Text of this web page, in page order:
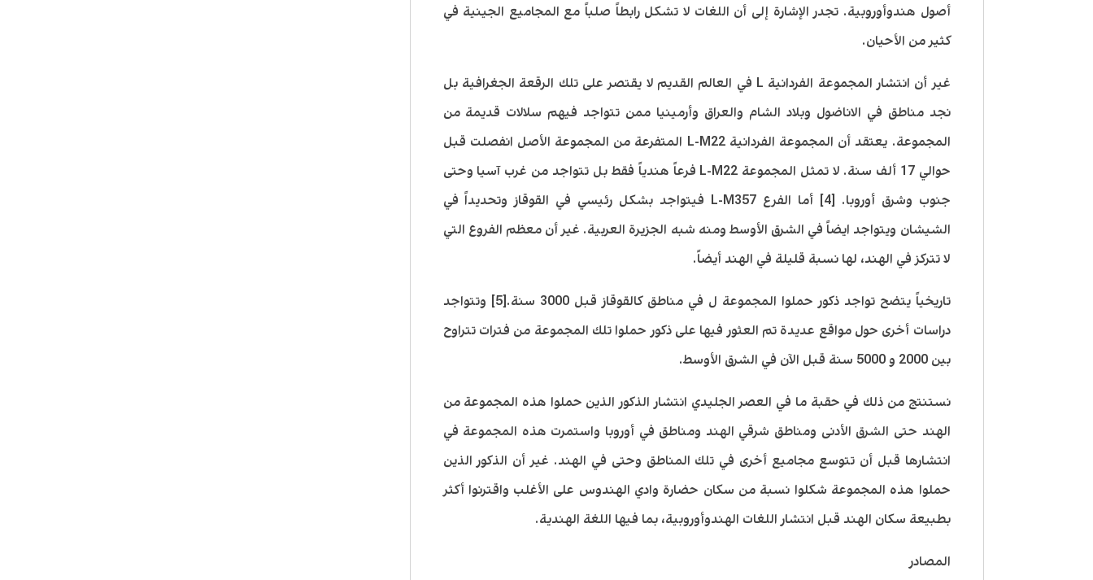
أصول هندوأوروبية. تجدر الإشارة إلى أن اللغات لا تشكل رابطاً صلباً مع المجاميع الجينية في
كثير من الأحيان.
غير أن انتشار المجموعة الفردانية L في العالم القديم لا يقتصر على تلك الرقعة الجغرافية بل
نجد مناطق في الاناضول وبلاد الشام والعراق وأرمينيا ممن تتواجد فيهم سلالات قديمة من
المجموعة. يعتقد أن المجموعة الفردانية L-M22 المتفرعة من المجموعة الأصل انفصلت قبل
حوالي 17 ألف سنة. لا تمثل المجموعة L-M22 فرعاً هندياً فقط بل تتواجد من غرب آسيا وحتى
جنوب وشرق أوروبا. [4] أما الفرع L-M357 فيتواجد بشكل رئيسي في القوقاز وتحديداً في
الشيشان ويتواجد ايضاً في الشرق الأوسط ومنه شبه الجزيرة العربية. غير أن معظم الفروع التي
لا تتركز في الهند، لها نسبة قليلة في الهند أيضاً.
تاريخياً يتضح تواجد ذكور حملوا المجموعة ل في مناطق كالقوقاز قبل 3000 سنة.[5] وتتواجد
دراسات أخرى حول مواقع عديدة تم العثور فيها على ذكور حملوا تلك المجموعة من فترات تتراوح
بين 2000 و 5000 سنة قبل الآن في الشرق الأوسط.
نستنتج من ذلك في حقبة ما في العصر الجليدي انتشار الذكور الذين حملوا هذه المجموعة من
الهند حتى الشرق الأدنى ومناطق شرقي الهند ومناطق في أوروبا واستمرت هذه المجموعة في
انتشارها قبل أن تتوسع مجاميع أخرى في تلك المناطق وحتى في الهند. غير أن الذكور الذين
حملوا هذه المجموعة شكلوا نسبة من سكان حضارة وادي الهندوس على الأغلب واقترنوا أكثر
بطبيعة سكان الهند قبل انتشار اللغات الهندوأوروبية، بما فيها اللغة الهندية.
المصادر